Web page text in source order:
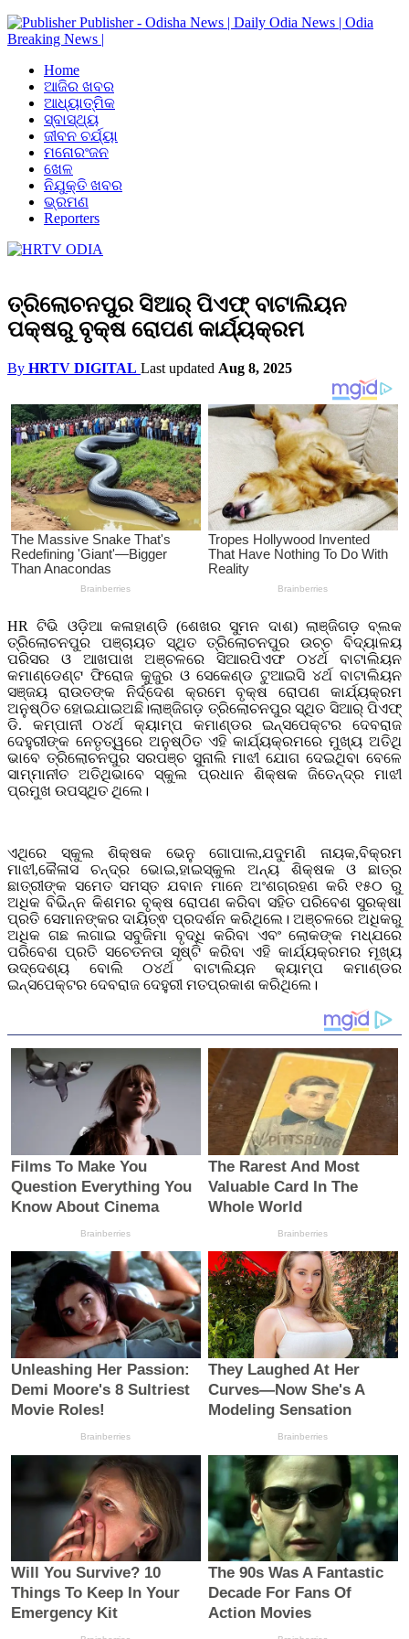
Publisher - Odisha News | Daily Odia News | Odia
Breaking News |
Home
ଆଜିର ଖବର
ଆଧ୍ୟାତ୍ମିକ
ସ୍ବାସ୍ଥ୍ୟ
ଜୀବନ ଚର୍ଯ୍ୟା
ମନୋରଂଜନ
ଖେଳ
ନିଯୁକ୍ତି ଖବର
ଭ୍ରମଣ
Reporters
ତ୍ରିଲୋଚନପୁର ସିଆର୍ ପିଏଫ୍ ବାଟାଲିୟନ
ପକ୍ଷରୁ ବୃକ୍ଷ ରୋପଣ କାର୍ଯ୍ୟକ୍ରମ
By HRTV DIGITAL Last updated Aug 8, 2025
HR ଟିଭି ଓଡ଼ିଆ କଳାହାଣ୍ଡି (ଶେଖର ସୁମନ ଦାଶ) ଲାଞ୍ଜିଗଡ଼ ବ୍ଲକ
ତ୍ରିଲୋଚନପୁର ପଞ୍ଚାୟତ ସ୍ଥିତ ତ୍ରିଲୋଚନପୁର ଉଚ୍ଚ ବିଦ୍ୟାଳୟ
ପରିସର ଓ ଆଖପାଖ ଅଞ୍ଚଳରେ ସିଆରପିଏଫ ୦୪ର୍ଥ ବାଟାଲିୟନ
କମାଣ୍ଡେଣ୍ଟ ଫିରୋଜ କୁଜୁର ଓ ସେକେଣ୍ଡ ଟୁଆଇସି ୪ର୍ଥ ବାଟାଲିୟନ
ସଞ୍ଜୟ ରାଉତଙ୍କ ନିର୍ଦ୍ଦେଶ କ୍ରମେ ବୃକ୍ଷ ରୋପଣ କାର୍ଯ୍ୟକ୍ରମ
ଅନୁଷ୍ଠିତ ହୋଇଯାଇଅଛି।ଲାଞ୍ଜିଗଡ଼ ତ୍ରିଲୋଚନପୁର ସ୍ଥିତ ସିଆର୍ ପିଏଫ୍
ଡି. କମ୍ପାନୀ ୦୪ର୍ଥ କ୍ୟାମ୍ପ କମାଣ୍ଡର ଇନ୍ସପେକ୍ଟର ଦେବରାଜ
ଦେହୁରୀଙ୍କ ନେତୃତ୍ୱରେ ଅନୁଷ୍ଠିତ ଏହି କାର୍ଯ୍ୟକ୍ରମରେ ମୁଖ୍ୟ ଅତିଥି
ଭାବେ ତ୍ରିଲୋଚନପୁର ସରପଞ୍ଚ ସୁନାଲି ମାଝୀ ଯୋଗ ଦେଇଥିବା ବେଳେ
ସାମ୍ମାନୀତ ଅତିଥିଭାବେ ସ୍କୁଲ ପ୍ରଧାନ ଶିକ୍ଷକ ଜିତେନ୍ଦ୍ର ମାଝୀ
ପ୍ରମୁଖ ଉପସ୍ଥିତ ଥିଲେ।
ଏଥିରେ ସ୍କୁଲ ଶିକ୍ଷକ ଭେନୁ ଗୋପାଲ,ଯଦୁମଣି ନାୟକ,ବିକ୍ରମ
ମାଝୀ,କୈଳାସ ଚନ୍ଦ୍ର ଭୋଇ,ହାଇସ୍କୁଲ ଅନ୍ୟ ଶିକ୍ଷକ ଓ ଛାତ୍ର
ଛାତ୍ରୀଙ୍କ ସମେତ ସମସ୍ତ ଯବାନ ମାନେ ଅଂଶଗ୍ରହଣ କରି ୧୫୦ ରୁ
ଅଧିକ ବିଭିନ୍ନ କିଶମର ବୃକ୍ଷ ରୋପଣ କରିବା ସହିତ ପରିବେଶ ସୁରକ୍ଷା
ପ୍ରତି ସେମାନଙ୍କର ଦାୟିତ୍ଵ ପ୍ରଦର୍ଶନ କରିଥିଲେ। ଅଞ୍ଚଳରେ ଅଧିକରୁ
ଅଧିକ ଗଛ ଲଗାଇ ସବୁଜିମା ବୃଦ୍ଧି କରିବା ଏବଂ ଲୋକଙ୍କ ମଧ୍ଯରେ
ପରିବେଶ ପ୍ରତି ସଚେତନତା ସୃଷ୍ଟି କରିବା ଏହି କାର୍ଯ୍ୟକ୍ରମର ମୂଖ୍ୟ
ଉଦ୍ଦେଶ୍ୟ ବୋଲି ୦୪ର୍ଥ ବାଟାଲିୟନ କ୍ୟାମ୍ପ କମାଣ୍ଡର
ଇନ୍ସପେକ୍ଟର ଦେବରାଜ ଦେହୁରୀ ମତପ୍ରକାଶ କରିଥିଲେ।